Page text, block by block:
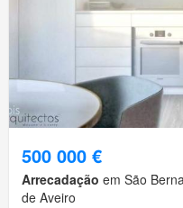
500 000 €
Arrecadação em São
de Aveiro